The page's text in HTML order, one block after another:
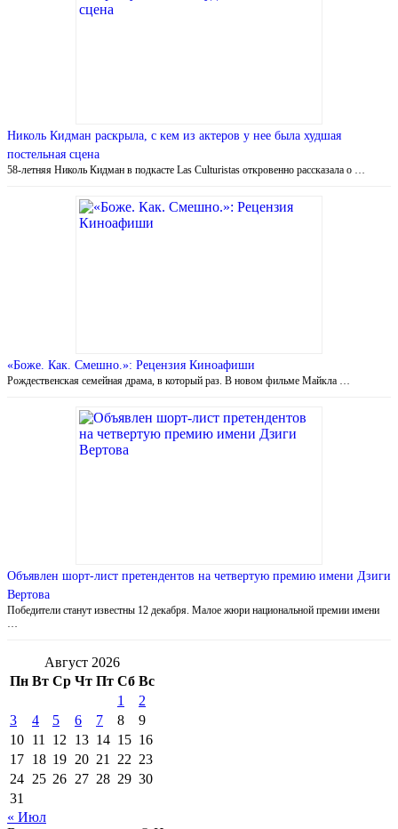
Николь Кидман раскрыла, с кем из актеров у нее была худшая
постельная сцена
58-летняя Николь Кидман в подкасте Las Culturistas откровенно рассказала о …
«Боже. Как. Смешно.»: Рецензия Киноафиши
Рождественская семейная драма, в который раз. В новом фильме Майкла …
Объявлен шорт-лист претендентов на четвертую премию имени Дзиги
Вертова
Победители станут известны 12 декабря. Малое жюри национальной премии имени
Август 2026
Пн Вт Ср Чт Пт Сб Вс
1
2
3
4 5 6 7 8
9
10 11 12 13 14 15 16
17 18 19 20 21 22 23
24 25 26 27 28 29 30
31
« Июл